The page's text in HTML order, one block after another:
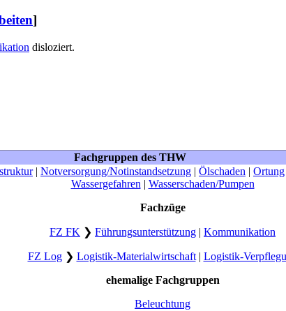
]
disloziert.
Fachgruppen des THW
| Notversorgung/Notinstandsetzung | Ölschaden | Ortung
Wassergefahren | Wasserschaden/Pumpen
Fachzüge
FZ FK ❯ Führungsunterstützung | Kommunikation
FZ Log❯ Logistik-Materialwirtschaft| Logistik-
ehemalige Fachgruppen
Beleuchtung